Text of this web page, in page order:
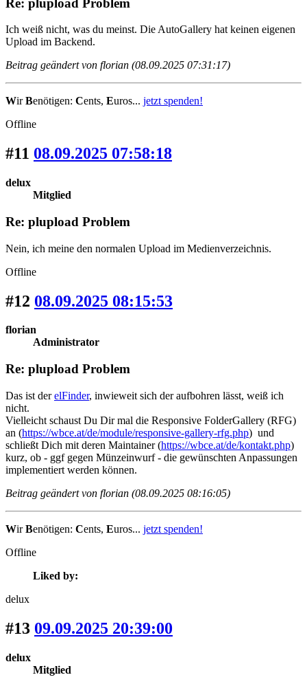
Ich weiß nicht, was du meinst. Die AutoGallery hat keinen eigenen
Upload im Backend.
Beitrag geändert von florian (08.09.2025 07:31:17)
WirBenötigen: Cents, Euros... jetzt spenden!
Offline
#11 08.09.2025 07:58:18
delux
Mitglied
Re: plupload Problem
Nein, ich meine den normalen Upload im Medienverzeichnis.
Offline
#12 08.09.2025 08:15:53
florian
Administrator
Re: plupload Problem
Das ist derelFinder, inwieweit sich der aufbohren lässt, weiß ich
nicht.
Vielleicht schaust Du Dir mal die Responsive FolderGallery (RFG)
an (https://wbce.at/de/module/responsive-gallery-rfg.php) und
schließt Dich mit deren Maintainer (https://wbce.at/de/kontakt.php)
kurz, ob - ggf gegen Münzeinwurf - die gewünschten Anpassungen
implementiert werden können.
Beitrag geändert von florian (08.09.2025 08:16:05)
WirBenötigen: Cents, Euros... jetzt spenden!
Offline
Liked by:
delux
#13 09.09.2025 20:39:00
delux
Mitglied